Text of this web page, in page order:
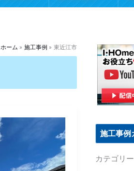
ホーム 施工事例 東近江市
施工事例
カテゴリ